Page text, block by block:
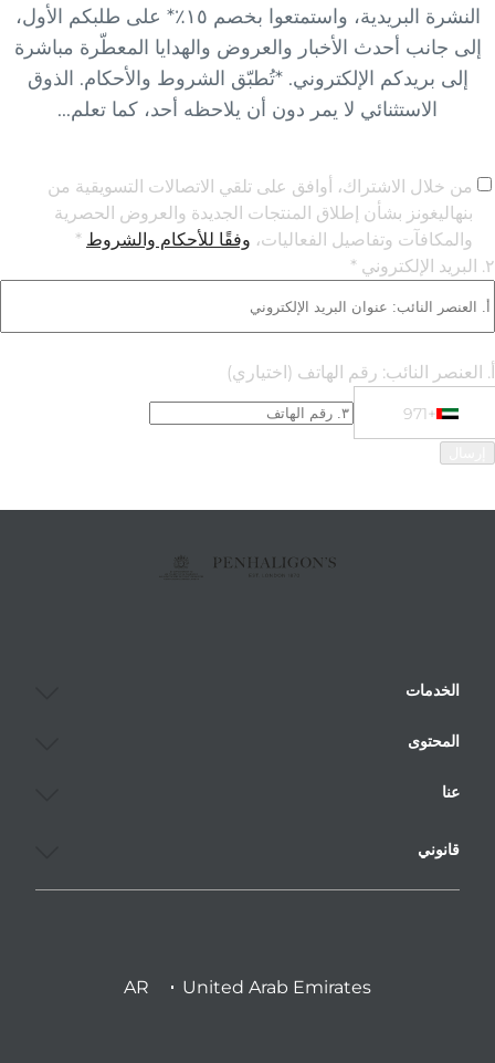
النشرة البريدية، واستمتعوا بخصم ١٥٪* على طلبكم الأول،
إلى جانب أحدث الأخبار والعروض والهدايا المعطّرة مباشرة
إلى بريدكم الإلكتروني. *تُطبّق الشروط والأحكام. الذوق
الاستثنائي لا يمر دون أن يلاحظه أحد، كما تعلم...
من خلال الاشتراك، أوافق على تلقي الاتصالات التسويقية من
بنهاليغونز بشأن إطلاق المنتجات الجديدة والعروض الحصرية
والمكافآت وتفاصيل الفعاليات، وفقًا للأحكام والشروط *
٢. البريد الإلكتروني *
أ. العنصر النائب: رقم الهاتف (اختياري)
+971
+971 United Arab Emirates (‫الإمارات العربية المتحدة‬‎)
Phone Number
الخدمات
المحتوى
عنا
قانوني
United Arab Emirates
AR